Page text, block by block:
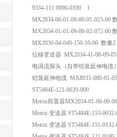
9334-111 0090-0100 1
MX2034-06-01-09-00-01-023-00
MX2034-01-01-09-00-02-072-00
MX2030-04-040-150-10-00 数量2
位移变送器 MX2034-41-08-09-
电涡流探头（自带铠装延伸电
铠装延伸电缆 MX8031-
ST5484E-121-0020-000
Metrix前置器MX2034-01-06-09-
Metrix 变送器 ST5484E-153-0032-
Metrix 变送器 ST5484E-151-0132-